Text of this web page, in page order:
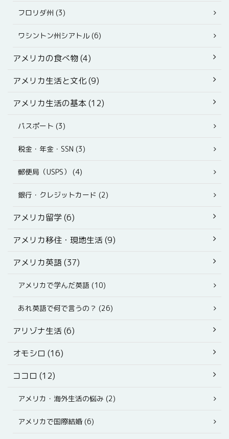
フロリダ州 (3)
ワシントン州シアトル (6)
アメリカの食べ物 (4)
アメリカ生活と文化 (9)
アメリカ生活の基本 (12)
パスポート (3)
税金・年金・SSN (3)
郵便局（USPS） (4)
銀行・クレジットカード (2)
アメリカ留学 (6)
アメリカ移住・現地生活 (9)
アメリカ英語 (37)
アメリカで学んだ英語 (10)
あれ英語で何で言うの？ (26)
アリゾナ生活 (6)
オモシロ (16)
ココロ (12)
アメリカ・海外生活の悩み (2)
アメリカで国際結婚 (6)